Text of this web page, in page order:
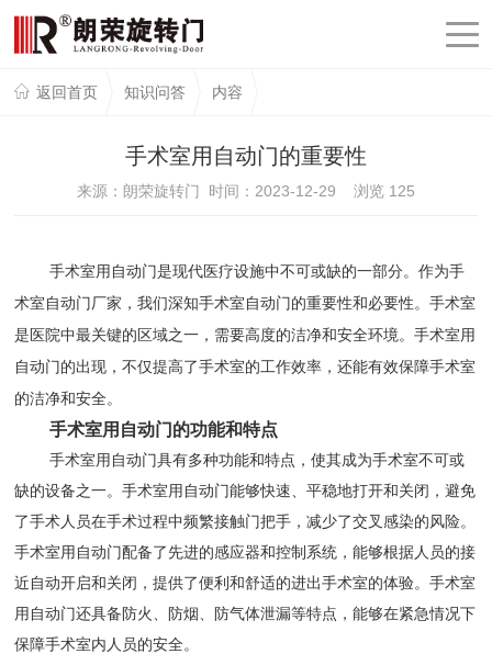
返回首页 知识问答 内容
手术室用自动门的重要性
来源：朗荣旋转门 时间：2023-12-29 浏览 125
手术室用自动门是现代医疗设施中不可或缺的一部分。作为手
术室自动门厂家，我们深知手术室自动门的重要性和必要性。手术室
是医院中最关键的区域之一，需要高度的洁净和安全环境。手术室用
自动门的出现，不仅提高了手术室的工作效率，还能有效保障手术室
的洁净和安全。
手术室用自动门的功能和特点
手术室用自动门具有多种功能和特点，使其成为手术室不可或
缺的设备之一。手术室用自动门能够快速、平稳地打开和关闭，避免
了手术人员在手术过程中频繁接触门把手，减少了交叉感染的风险。
手术室用自动门配备了先进的感应器和控制系统，能够根据人员的接
近自动开启和关闭，提供了便利和舒适的进出手术室的体验。手术室
用自动门还具备防火、防烟、防气体泄漏等特点，能够在紧急情况下
保障手术室内人员的安全。